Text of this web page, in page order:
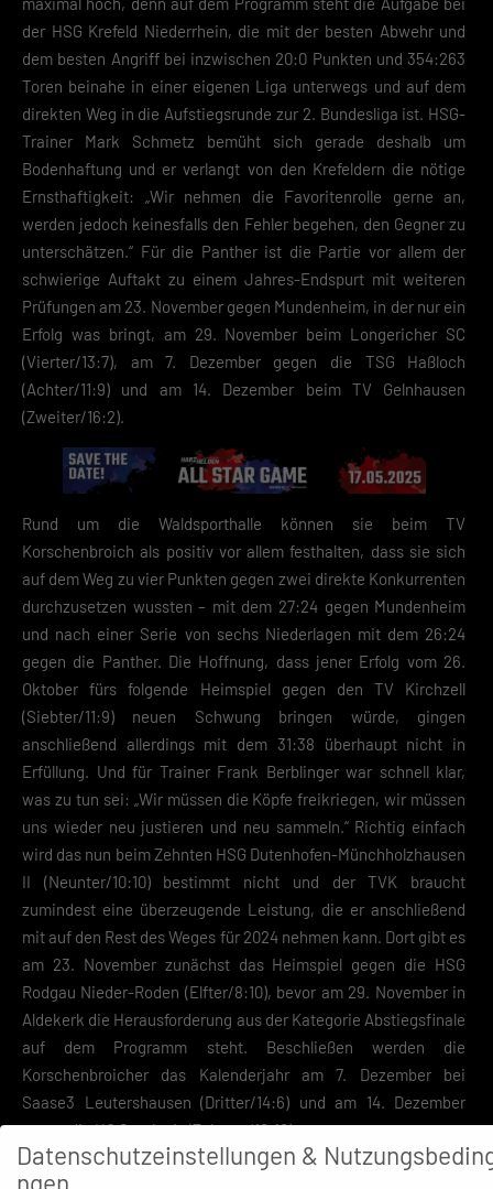
der HSG Krefeld Niederrhein, die mit der besten Abwehr und
dem besten Angriff bei inzwischen 20:0 Punkten und 354:263
Toren beinahe in einer eigenen Liga unterwegs und auf dem
direkten Weg in die Aufstiegsrunde zur 2. Bundesliga ist. HSG-
Trainer Mark Schmetz bemüht sich gerade deshalb um
Bodenhaftung und er verlangt von den Krefeldern die nötige
Ernsthaftigkeit: „Wir nehmen die Favoritenrolle gerne an,
werden jedoch keinesfalls den Fehler begehen, den Gegner zu
unterschätzen.“ Für die Panther ist die Partie vor allem der
schwierige Auftakt zu einem Jahres-Endspurt mit weiteren
Prüfungen am 23. November gegen Mundenheim, in der nur ein
Erfolg was bringt, am 29. November beim Longericher SC
(Vierter/13:7), am 7. Dezember gegen die TSG Haßloch
(Achter/11:9) und am 14. Dezember beim TV Gelnhausen
(Zweiter/16:2).
Rund um die Waldsporthalle können sie beim TV
Korschenbroich als positiv vor allem festhalten, dass sie sich
auf dem Weg zu vier Punkten gegen zwei direkte Konkurrenten
durchzusetzen wussten – mit dem 27:24 gegen Mundenheim
und nach einer Serie von sechs Niederlagen mit dem 26:24
gegen die Panther. Die Hoffnung, dass jener Erfolg vom 26.
Oktober fürs folgende Heimspiel gegen den TV Kirchzell
(Siebter/11:9) neuen Schwung bringen würde, gingen
anschließend allerdings mit dem 31:38 überhaupt nicht in
Erfüllung. Und für Trainer Frank Berblinger war schnell klar,
was zu tun sei: „Wir müssen die Köpfe freikriegen, wir müssen
uns wieder neu justieren und neu sammeln.“ Richtig einfach
wird das nun beim Zehnten HSG Dutenhofen-Münchholzhausen
II (Neunter/10:10) bestimmt nicht und der TVK braucht
zumindest eine überzeugende Leistung, die er anschließend
mit auf den Rest des Weges für 2024 nehmen kann. Dort gibt es
am 23. November zunächst das Heimspiel gegen die HSG
Rodgau Nieder-Roden (Elfter/8:10), bevor am 29. November in
Aldekerk die Herausforderung aus der Kategorie Abstiegsfinale
auf dem Programm steht. Beschließen werden die
Korschenbroicher das Kalenderjahr am 7. Dezember bei
Saase3 Leutershausen (Dritter/14:6) und am 14. Dezember
gegen die HG Saarlouis (Zehnter/10:10).
Sturmerprobt und im Abstiegskampf gestählt (vor allem aus der
Datenschutzeinstellungen &